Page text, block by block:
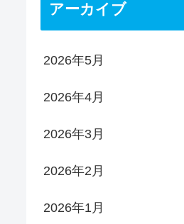
アーカイブ
2026年5月
2026年4月
2026年3月
2026年2月
2026年1月